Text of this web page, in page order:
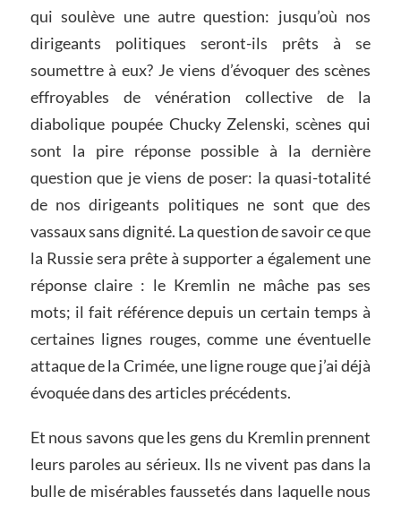
qui soulève une autre question: jusqu’où nos
dirigeants politiques seront-ils prêts à se
soumettre à eux? Je viens d’évoquer des scènes
effroyables de vénération collective de la
diabolique poupée Chucky Zelenski, scènes qui
sont la pire réponse possible à la dernière
question que je viens de poser: la quasi-totalité
de nos dirigeants politiques ne sont que des
vassaux sans dignité. La question de savoir ce que
la Russie sera prête à supporter a également une
réponse claire : le Kremlin ne mâche pas ses
mots; il fait référence depuis un certain temps à
certaines lignes rouges, comme une éventuelle
attaque de la Crimée, une ligne rouge que j’ai déjà
évoquée dans des articles précédents.
Et nous savons que les gens du Kremlin prennent
leurs paroles au sérieux. Ils ne vivent pas dans la
bulle de misérables faussetés dans laquelle nous